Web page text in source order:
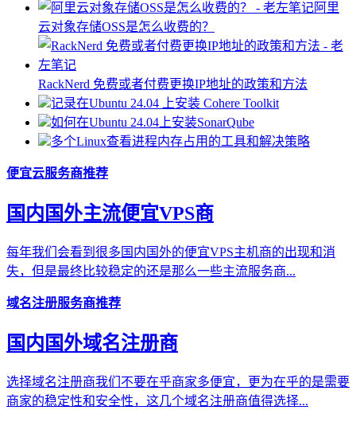
阿里
云对象存储OSS是怎么收费的？
RackNerd 免费或者付费更换IP地址的政策和方法
记录在Ubuntu 24.04 上安装 Cohere Toolkit
如何在Ubuntu 24.04上安装SonarQube
多个Linux查看进程内存占用的工具和解决策略
便宜云服务商推荐
国内国外主流便宜VPS商
每年我们会看到很多国内国外的便宜VPS主机商的出现和消
失，但是最终比较稳定的还是那么一些主流服务商...
域名注册服务商推荐
国内国外域名注册商
选择域名注册商我们不要在乎商家多便宜，更为在乎的是需要
商家的稳定性和安全性，这几个域名注册商值得选择...